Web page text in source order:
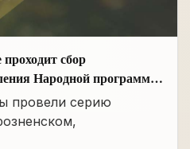
сбор
Народной программы
провели серию